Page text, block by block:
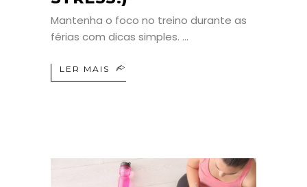
Mantenha o foco no treino durante as
férias com dicas simples.
LER MAIS